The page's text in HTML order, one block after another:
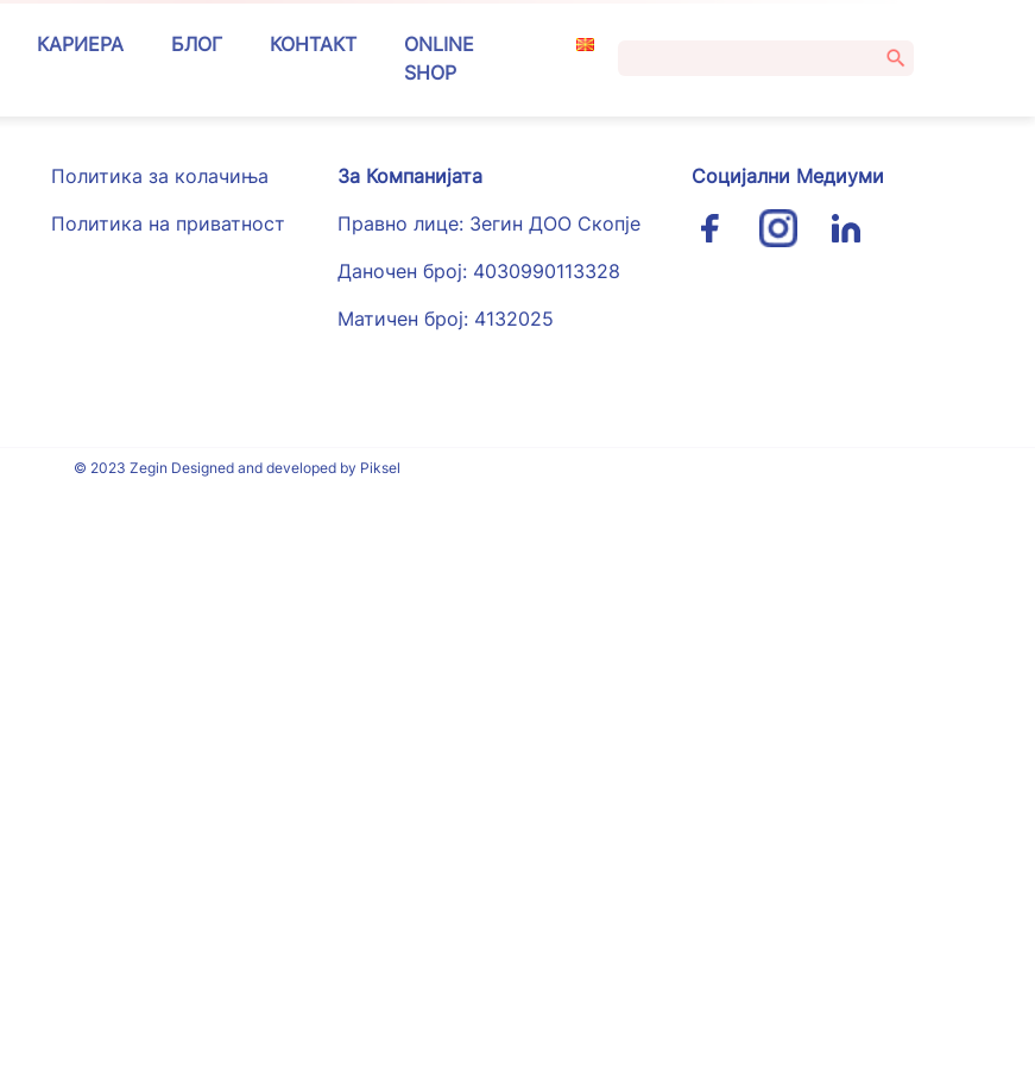
КАРИЕРА БЛОГ КОНТАКТ
ONLINE
SHOP
Политика за колачиња
Политика на приватност
За Компанијата
Правно лице: Зегин ДОО Скопје
Даночен број: 4030990113328
Матичен број: 4132025
Социјални Медиуми
© 2023 Zegin Designed and developed by Piksel